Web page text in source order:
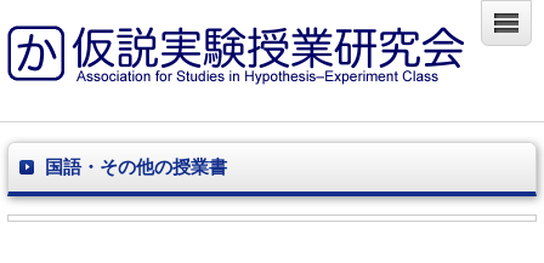
国語・その他の授業書